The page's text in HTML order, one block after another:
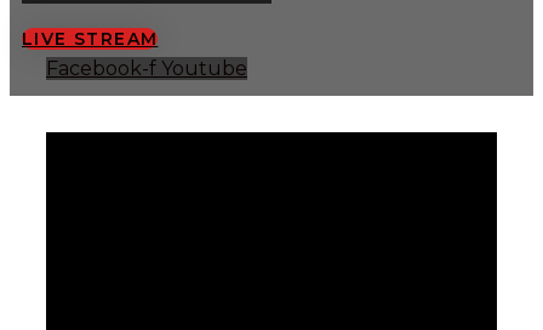
LIVE STREAM
Facebook-f Youtube